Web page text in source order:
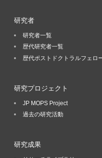
研究者
研究者一覧
歴代研究者一覧
歴代ポストドクトラルフェロ
研究プロジェクト
JP MOPS Project
過去の研究活動
研究成果